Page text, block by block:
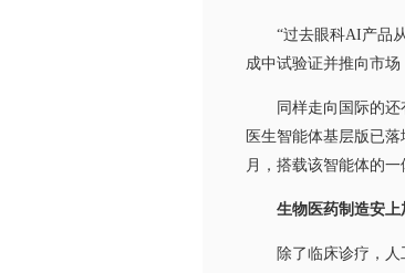
“过去眼科AI产品从
成中试验证并推向市场
同样走向国际的还有
医生智能体基层版已
月，搭载该智能体的
生物医药制造安上
除了临床诊疗，人工